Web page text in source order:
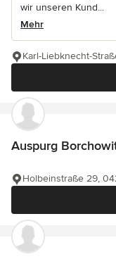
wir unseren Kund...
Mehr
Karl-Liebknecht-
Auspurg
Holbeinstraße 29,